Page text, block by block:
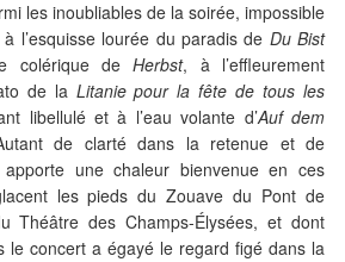
les inoubliables de la soirée, impossible
l’esquisse lourée du paradis de Du Bist
colérique deHerbst, à l’effleurement
de la Litanie pour la fête de tous les
libellulé et à l’eau volante d’Auf dem
de clarté dans la retenue et de
une chaleur bienvenue en ces
les pieds du Zouave du Pont de
Théâtre des Champs-Élysées, et dont
le concert a égayé le regard figé dans la